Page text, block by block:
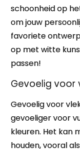
schoonheid op
om jouw
favoriete
op met witte
passen!
Gevoelig voor
Gevoelig voor
gevoeliger voor
kleuren. Het kan
houden, vooral